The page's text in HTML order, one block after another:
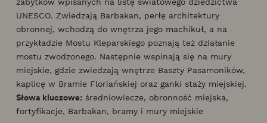
UNESCO. Zwiedzają Barbakan, perłę architektury
obronnej, wchodzą do wnętrza jego machikuł, a na
przykładzie Mostu Kleparskiego poznają też działanie
mostu zwodzonego. Następnie wspinają się na mury
miejskie, gdzie zwiedzają wnętrze Baszty Pasamoników,
kaplicę w Bramie Floriańskiej oraz ganki staży miejskiej.
Słowa kluczowe: średniowiecze, obronność miejska,
fortyfikacje, Barbakan, bramy i mury miejskie